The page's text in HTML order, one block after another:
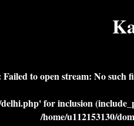
to open stream: No
for inclusion
/home/u112153130/